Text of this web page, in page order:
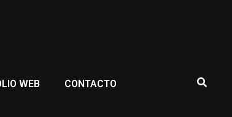
WEB CONTACTO